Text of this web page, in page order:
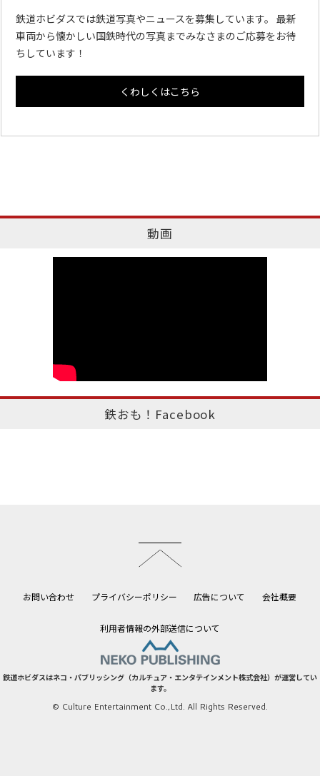
鉄道ホビダスでは鉄道写真やニュースを募集しています。 最新
車両から懐かしい国鉄時代の写真までみなさまのご応募をお待
ちしています！
くわしくはこちら
動画
鉄おも！Facebook
お問い合わせ プライバシーポリシー 広告について 会社概要
利用者情報の外部送信について
鉄道ホビダスはネコ・パブリッシング（カルチュア・エンタテインメント株式会社）が運営してい
ます。
© Culture Entertainment Co.,Ltd. All Rights Reserved.